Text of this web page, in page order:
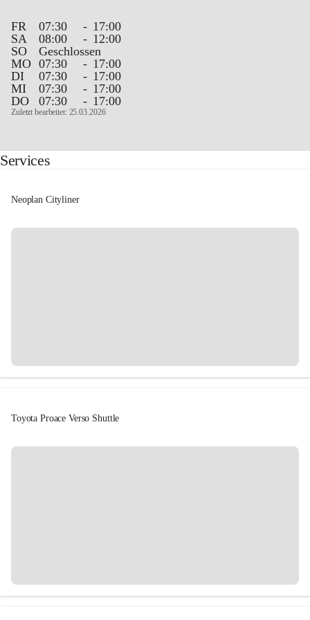
FR 07:30 - 17:00
SA
08:00 - 12:00
SO
Geschlossen
MO 07:30 - 17:00
DI
07:30 - 17:00
MI
07:30 - 17:00
DO
07:30 - 17:00
Zuletzt bearbeitet: 25.03.2026
Services
Neoplan Cityliner
Toyota Proace Verso Shuttle